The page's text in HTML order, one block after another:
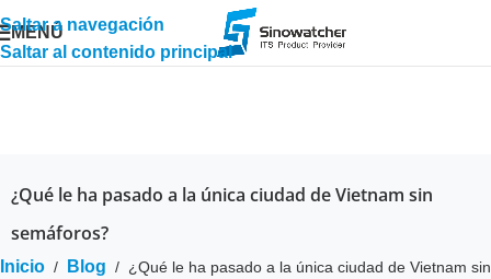
Saltar a navegación
Saltar al contenido principal
MENÚ
¿Qué le ha pasado a la única ciudad de Vietnam sin
semáforos?
Inicio / Blog / ¿Qué le ha pasado a la única ciudad de Vietnam sin